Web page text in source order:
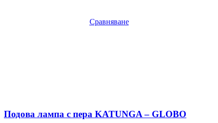
Сравняване
Подова лампа с пера KATUNGA – GLOBO